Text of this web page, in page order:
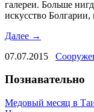
галереи. Больше
искусство
Далее →
07.07.2015
Познавательно
Медовый месяц в